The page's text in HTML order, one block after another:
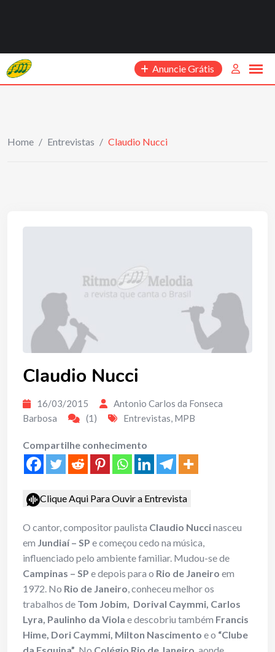
Anuncie Grátis
Home / Entrevistas / Claudio Nucci
Claudio Nucci
16/03/2015
Antonio Carlos da Fonseca
Barbosa
(1) Entrevistas, MPB
Compartilhe conhecimento
Clique Aqui Para Ouvir a Entrevista
O cantor, compositor paulista Claudio Nuccinasceu
em Jundiaí – SP e começou cedo na música,
influenciado pelo ambiente familiar. Mudou-se de
Campinas – SP e depois para o Rio de Janeiro em
1972. No Rio de Janeiro, conheceu melhor os
trabalhos de Tom Jobim, Dorival Caymmi, Carlos
Lyra, Paulinho da Viola e descobriu também Francis
Hime, Dori Caymmi, Milton Nascimento e o “Clube